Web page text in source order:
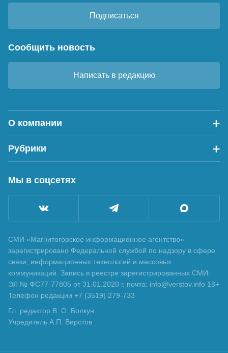
Подписаться
Сообщить новость
Написать в редакцию
О компании
Рубрики
Мы в соцсетях
СМИ «Магнитогорское информационное агентство»
зарегистрировано Федеральной службой по надзору в сфере
связи, информационных технологий и массовых
коммуникаций. Запись в реестре зарегистрированных СМИ:
ЭЛ № ФС77-77805 от 31.01.2020 г. почта: info@verstov.info 18+
Телефон редакции +7 (3519) 279-733
Гл. редактор В. О. Болкун
Учредитель А.П. Верстов